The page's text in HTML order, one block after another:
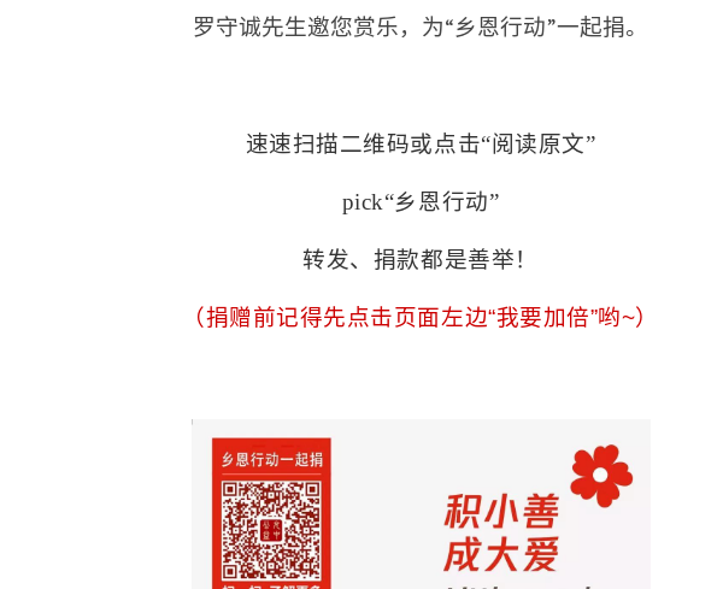
罗守诚先生邀您赏乐，为“乡恩行动”一起捐。
速速扫描二维码或点击“阅读原文”
pick“乡恩行动”
转发、捐款都是善举！
（捐赠前记得先点击页面左边“我要加倍”哟~）